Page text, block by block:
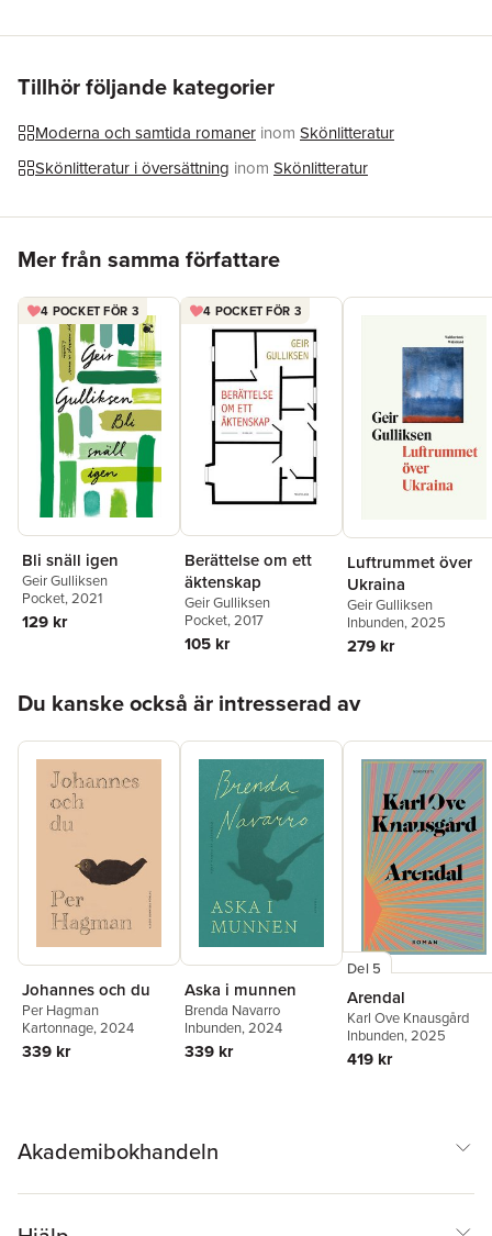
ISBN
9789146241928
Originaltitel
Tillhör följande kategorier
Moderna och samtida romaner inom Skönlitteratur
Skönlitteratur i översättning inom Skönlitteratur
Mer från samma författare
4 POCKET FÖR 3
Bli snäll igen
Geir Gulliksen
Pocket, 2021
129 kr
4 POCKET FÖR 3
Berättelse om ett
äktenskap
Geir Gulliksen
Pocket, 2017
105 kr
Luftrummet över
Ukraina
Geir Gulliksen
Inbunden, 2025
279 kr
Du kanske också är intresserad av
Johannes och du
Per Hagman
Kartonnage, 2024
339 kr
Aska i munnen
Brenda Navarro
Inbunden, 2024
339 kr
Del 5
Arendal
Karl Ove Knausgård
Inbunden, 2025
419 kr
Akademibokhandeln